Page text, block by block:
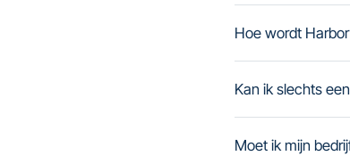
Hoe wordt
Kan ik slechts
Moet ik mijn